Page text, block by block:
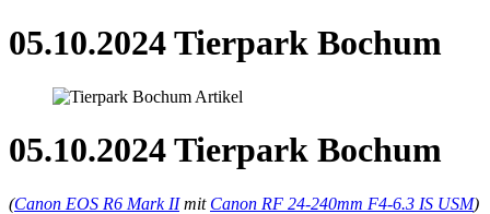
05.10.2024 Tierpark Bochum
05.10.2024 Tierpark Bochum
(Canon EOS R6 Mark IImit Canon RF 24-240mm F4-6.3 IS USM)